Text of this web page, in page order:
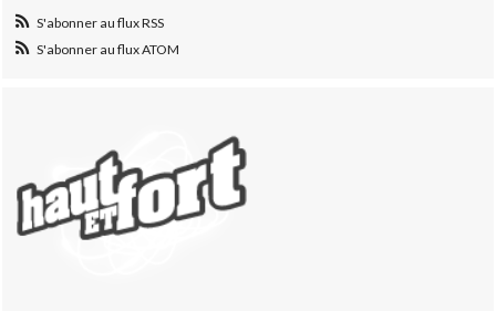
S'abonner au flux RSS
S'abonner au flux ATOM